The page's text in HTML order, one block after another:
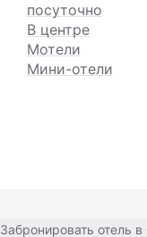
посуточно
В центре
Мотели
Мини-отели
Забронировать отель